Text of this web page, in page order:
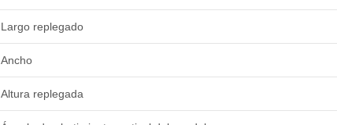
Largo replegado
Ancho
Altura replegada